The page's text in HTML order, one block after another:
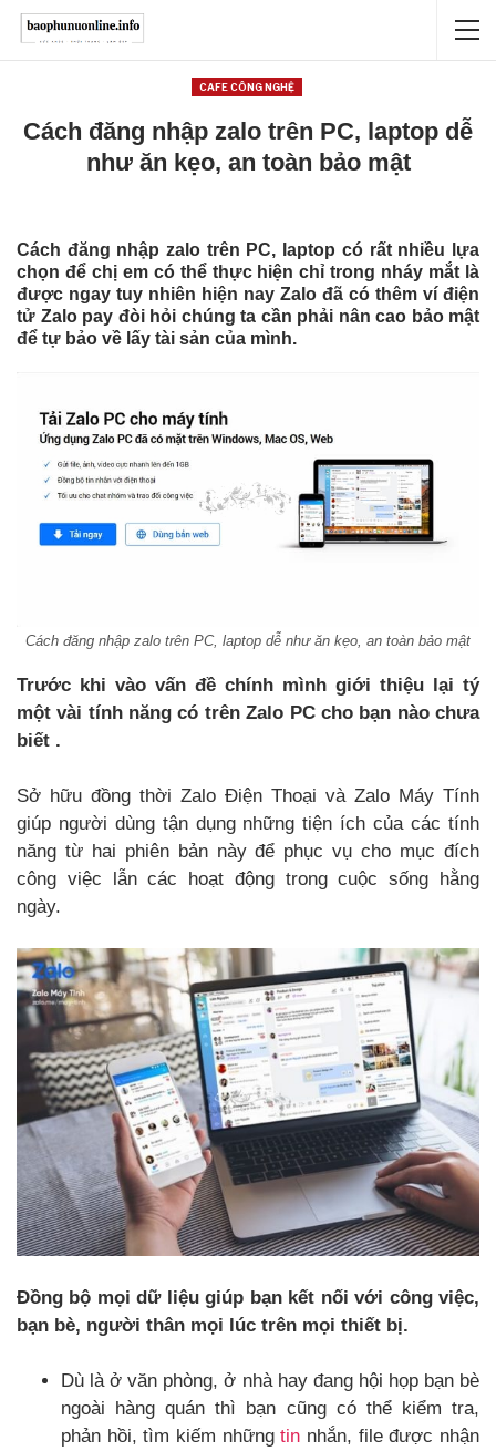
CAFE CÔNG NGHỆ
Cách đăng nhập zalo trên PC, laptop dễ
như ăn kẹo, an toàn bảo mật
Cách đăng nhập zalo trên PC, laptop có rất nhiều lựa
chọn để chị em có thể thực hiện chỉ trong nháy mắt là
được ngay tuy nhiên hiện nay Zalo đã có thêm ví điện
tử Zalo pay đòi hỏi chúng ta cần phải nân cao bảo mật
để tự bảo về lấy tài sản của mình.
Cách đăng nhập zalo trên PC, laptop dễ như ăn kẹo, an toàn bảo mật
Trước khi vào vấn đề chính mình giới thiệu lại tý
một vài tính năng có trên Zalo PC cho bạn nào chưa
biết .
Sở hữu đồng thời Zalo Điện Thoại và Zalo Máy Tính
giúp người dùng tận dụng những tiện ích của các tính
năng từ hai phiên bản này để phục vụ cho mục đích
công việc lẫn các hoạt động trong cuộc sống hằng
ngày.
Đồng bộ mọi dữ liệu giúp bạn kết nối với công việc,
bạn bè, người thân mọi lúc trên mọi thiết bị.
Dù là ở văn phòng, ở nhà hay đang hội họp bạn bè
ngoài hàng quán thì bạn cũng có thể kiểm tra,
phản hồi, tìm kiếm nhữngtin nhắn, file được nhận